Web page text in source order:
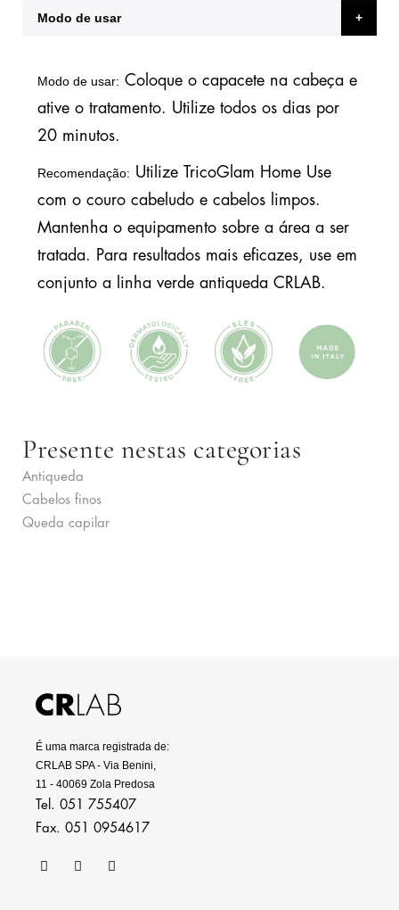
Modo de usar
Modo de usar: Coloque o capacete na cabeça e
ative o tratamento. Utilize todos os dias por
20 minutos.
Recomendação: Utilize TricoGlam Home Use
com o couro cabeludo e cabelos limpos.
Mantenha o equipamento sobre a área a ser
tratada. Para resultados mais eficazes, use em
conjunto a linha verde antiqueda CRLAB.
Presente nestas categorias
Antiqueda
Cabelos finos
Queda capilar
É uma marca registrada de:
CRLAB SPA - Via Benini,
11 - 40069 Zola Predosa
Tel. 051 755407
Fax. 051 0954617